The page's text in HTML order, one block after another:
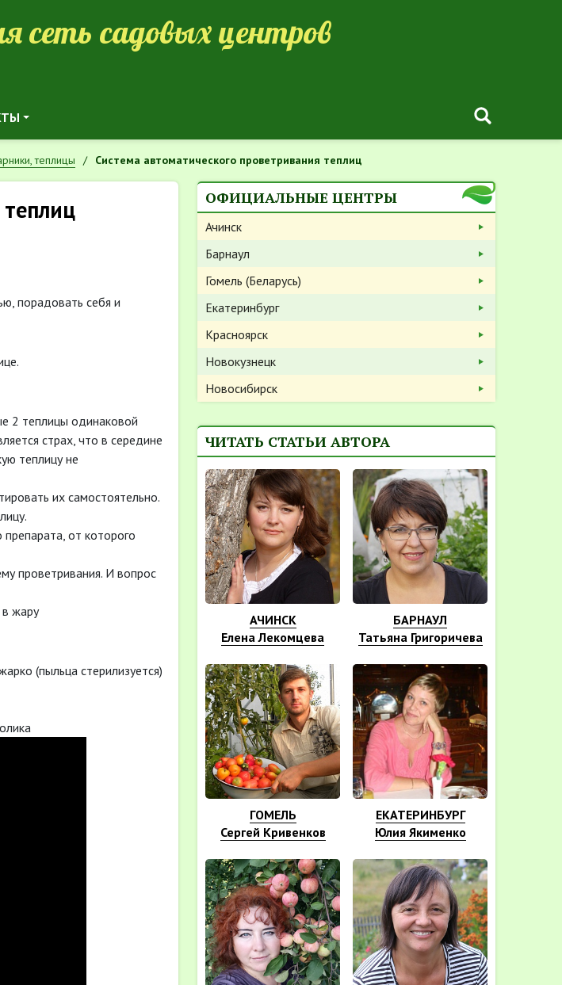
сеть садовых центров
теплицы Система автоматического проветривания теплиц
порадовать себя и
2 теплицы одинаковой
страх, что в середине
теплицу не
их самостоятельно.
от которого
проветривания. И вопрос
(пыльца стерилизуется)
ОФИЦИАЛЬНЫЕ ЦЕНТРЫ
Ачинск
Барнаул
Гомель (Беларусь)
Екатеринбург
Красноярск
Новокузнецк
Новосибирск
ЧИТАТЬ СТАТЬИ АВТОРА
АЧИНСК
Елена Лекомцева
БАРНАУЛ
Татьяна Григоричева
ГОМЕЛЬ
Сергей Кривенков
ЕКАТЕРИНБУРГ
Юлия Якименко